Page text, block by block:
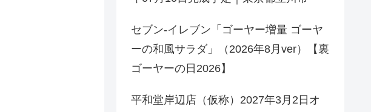
セブン-イレブン「ゴーヤー増量 ゴーヤ
ーの和風サラダ」（2026年8月ver）【裏
ゴーヤーの日2026】
平和堂岸辺店（仮称）2027年3月2日オ